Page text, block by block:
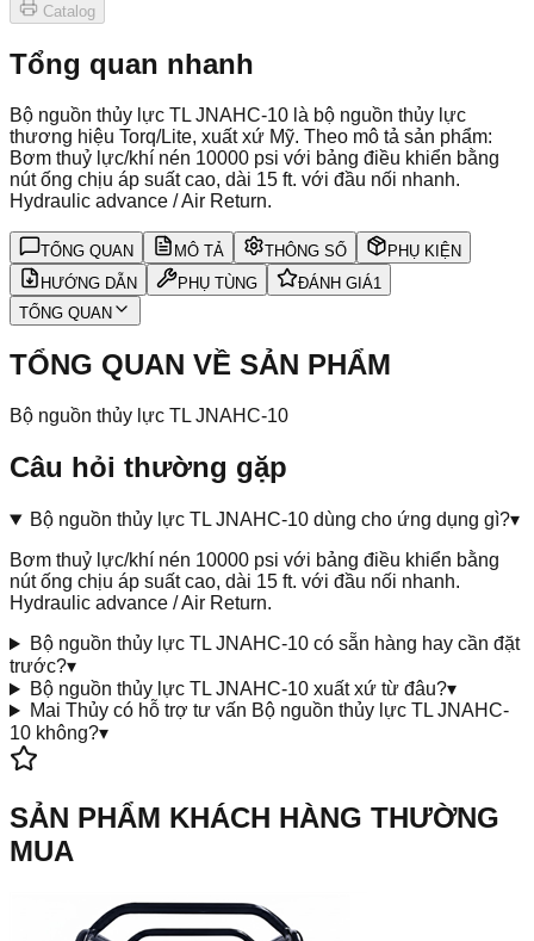
Catalog
Tổng quan nhanh
Bộ nguồn thủy lực TL JNAHC-10 là bộ nguồn thủy lực
thương hiệu Torq/Lite, xuất xứ Mỹ. Theo mô tả sản phẩm:
Bơm thuỷ lực/khí nén 10000 psi với bảng điều khiển bằng
nút ống chịu áp suất cao, dài 15 ft. với đầu nối nhanh.
Hydraulic advance / Air Return.
TỔNG QUAN MÔ TẢ THÔNG SỐ
PHỤ KIỆN
HƯỚNG DẪN
PHỤ TÙNG ĐÁNH GIÁ1
TỔNG QUAN
TỔNG QUAN VỀ SẢN PHẨM
Bộ nguồn thủy lực TL JNAHC-10
Câu hỏi thường gặp
Bộ nguồn thủy lực TL JNAHC-10 dùng cho ứng dụng gì?▾
Bơm thuỷ lực/khí nén 10000 psi với bảng điều khiển bằng
nút ống chịu áp suất cao, dài 15 ft. với đầu nối nhanh.
Hydraulic advance / Air Return.
Bộ nguồn thủy lực TL JNAHC-10 có sẵn hàng hay cần đặt
trước?▾
Bộ nguồn thủy lực TL JNAHC-10 xuất xứ từ đâu?▾
Mai Thủy có hỗ trợ tư vấn Bộ nguồn thủy lực TL JNAHC-
10 không?▾
SẢN PHẨM KHÁCH HÀNG THƯỜNG
MUA